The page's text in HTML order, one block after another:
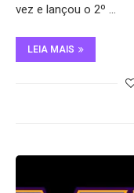
vez e lançou o 2º …
LEIA MAIS